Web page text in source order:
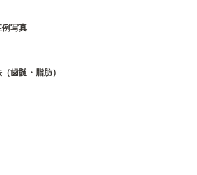
例写真
歯髄・脂肪）